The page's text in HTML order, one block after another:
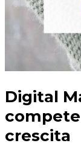
Digital
crescita